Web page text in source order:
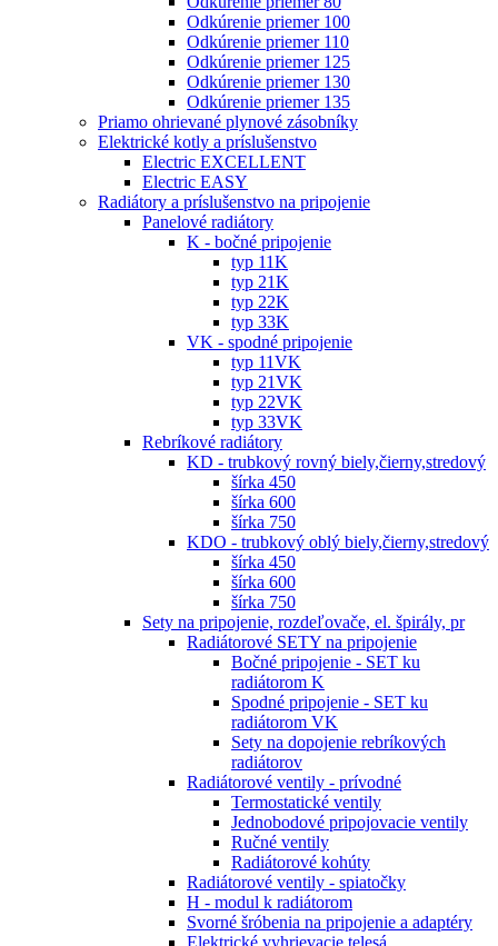
Odkúrenie priemer 100
Odkúrenie priemer 110
Odkúrenie priemer 125
Odkúrenie priemer 130
Odkúrenie priemer 135
Priamo ohrievané plynové zásobníky
Elektrické kotly a príslušenstvo
Electric EXCELLENT
Electric EASY
Radiátory a príslušenstvo na pripojenie
Panelové radiátory
K - bočné pripojenie
typ 11K
typ 21K
typ 22K
typ 33K
VK - spodné pripojenie
typ 11VK
typ 21VK
typ 22VK
typ 33VK
Rebríkové radiátory
KD - trubkový rovný biely,čierny,stredový
šírka 450
šírka 600
šírka 750
KDO - trubkový oblý biely,čierny,stredový
šírka 450
šírka 600
šírka 750
Sety na pripojenie, rozdeľovače, el. špirály, pr
Radiátorové SETY na pripojenie
Bočné pripojenie - SET ku
radiátorom K
Spodné pripojenie - SET ku
radiátorom VK
Sety na dopojenie rebríkových
radiátorov
Radiátorové ventily - prívodné
Termostatické ventily
Jednobodové pripojovacie ventily
Ručné ventily
Radiátorové kohúty
Radiátorové ventily - spiatočky
H - modul k radiátorom
Svorné šróbenia na pripojenie a adaptéry
Elektrické vyhrievacie telesá